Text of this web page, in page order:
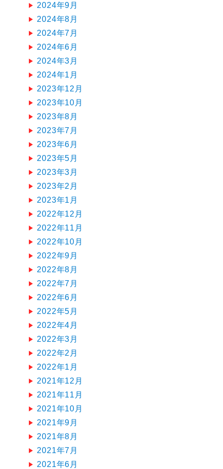
2024年9月
2024年8月
2024年7月
2024年6月
2024年3月
2024年1月
2023年12月
2023年10月
2023年8月
2023年7月
2023年6月
2023年5月
2023年3月
2023年2月
2023年1月
2022年12月
2022年11月
2022年10月
2022年9月
2022年8月
2022年7月
2022年6月
2022年5月
2022年4月
2022年3月
2022年2月
2022年1月
2021年12月
2021年11月
2021年10月
2021年9月
2021年8月
2021年7月
2021年6月